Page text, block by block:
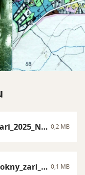
0,2 MB
0,1 MB